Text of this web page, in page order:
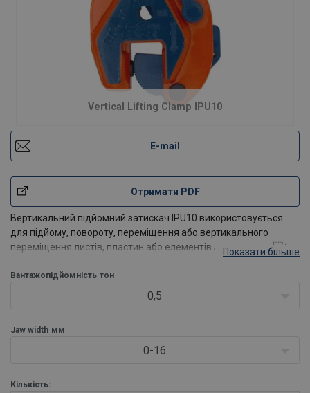
Vertical Lifting Clamp IPU10
E-mail
Отримати PDF
Вертикальний підйомний затискач IPU10 використовується
для підйому, повороту, переміщення або вертикального
переміщення листів, пластин або елементів з горизонтал/p>
Показати більше
Вантажопідйомність тон
0,5
Jaw width мм
0-16
Кількість: